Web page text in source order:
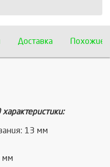
Доставка Похожие
13 мм
мм